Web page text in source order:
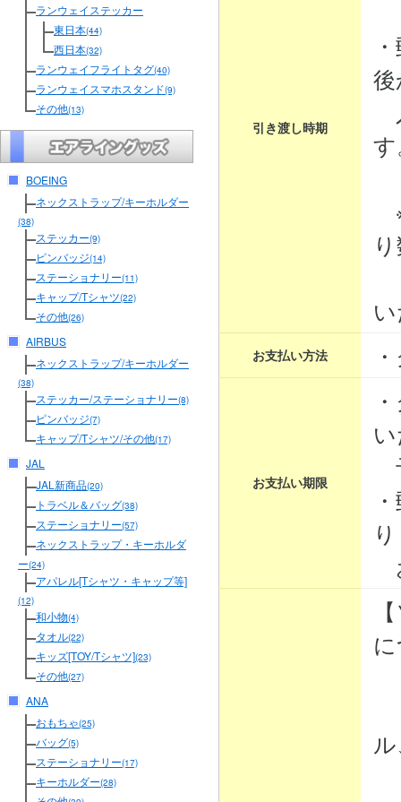
ランウェイステッカー
東日本(44)
西日本(32)
ランウェイフライトタグ(40)
ランウェイスマホスタンド(9)
その他(13)
BOEING
ネックストラップ/キーホルダー
(38)
ステッカー(9)
ピンバッジ(14)
ステーショナリー(11)
キャップ/Tシャツ(22)
その他(26)
AIRBUS
ネックストラップ/キーホルダー
(38)
ステッカー/ステーショナリー(8)
ピンバッジ(7)
キャップ/Tシャツ/その他(17)
JAL
JAL新商品(20)
トラベル＆バッグ(38)
ステーショナリー(57)
ネックストラップ・キーホルダ
ー(24)
アパレル[Tシャツ・キャップ等]
(12)
和小物(4)
タオル(22)
キッズ[TOY/Tシャツ](23)
その他(27)
ANA
おもちゃ(25)
バッグ(5)
ステーショナリー(17)
キーホルダー(28)
引き渡し時期
お支払い方法
お支払い期限